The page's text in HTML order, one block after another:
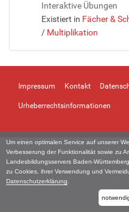
Um einen optimalen Service auf unserer
Verbesserung der Funktionalität sowie zu
Landesbildungsservers Baden-
zu Cookies, ihrer Verwendung und
Datenschutzerklärung
Interaktive Übungen
Existiert in Fächer &
/ Multiplikation
Impressum Kontakt
Urheberrechtsinformationen